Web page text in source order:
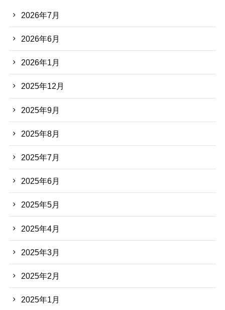
2026年7月
2026年6月
2026年1月
2025年12月
2025年9月
2025年8月
2025年7月
2025年6月
2025年5月
2025年4月
2025年3月
2025年2月
2025年1月